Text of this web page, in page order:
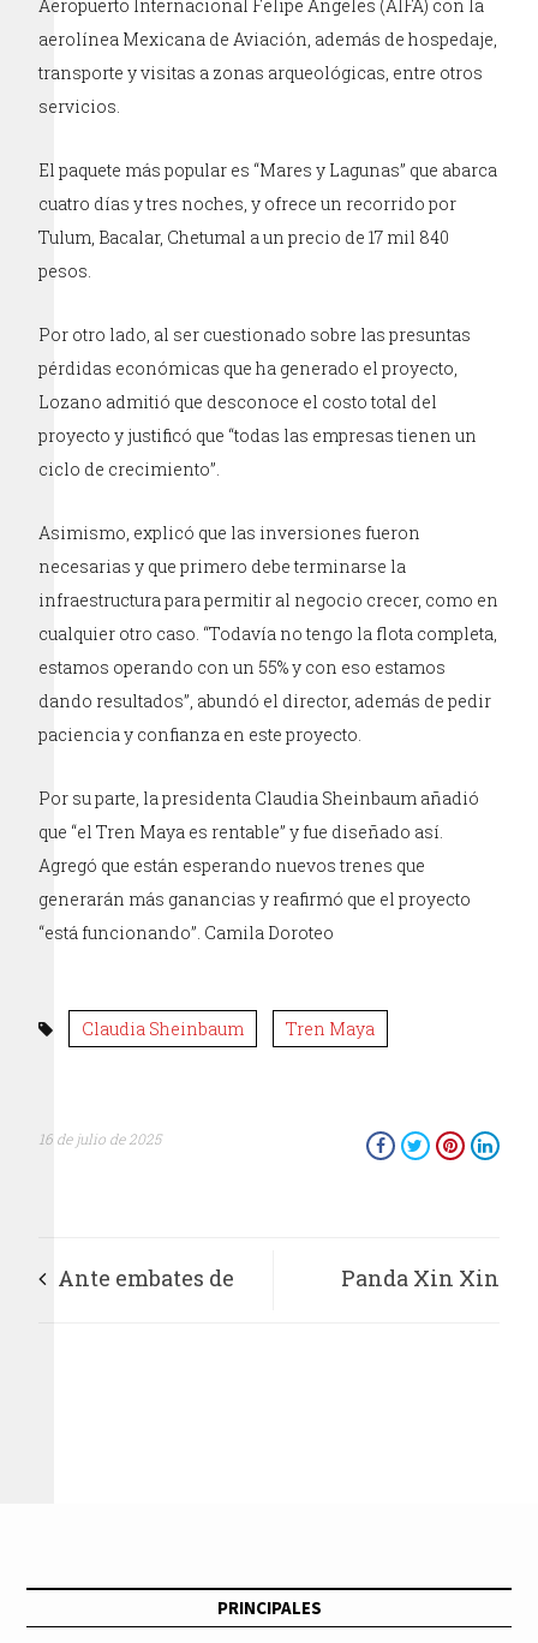
Aeropuerto Internacional Felipe Ángeles (AIFA) con la
aerolínea Mexicana de Aviación, además de hospedaje,
transporte y visitas a zonas arqueológicas, entre otros
servicios.
El paquete más popular es “Mares y Lagunas” que abarca
cuatro días y tres noches, y ofrece un recorrido por
Tulum, Bacalar, Chetumal a un precio de 17 mil 840
pesos.
Por otro lado, al ser cuestionado sobre las presuntas
pérdidas económicas que ha generado el proyecto,
Lozano admitió que desconoce el costo total del
proyecto y justificó que “todas las empresas tienen un
ciclo de crecimiento”.
Asimismo, explicó que las inversiones fueron
necesarias y que primero debe terminarse la
infraestructura para permitir al negocio crecer, como en
cualquier otro caso. “Todavía no tengo la flota completa,
estamos operando con un 55% y con eso estamos
dando resultados”, abundó el director, además de pedir
paciencia y confianza en este proyecto.
Por su parte, la presidenta Claudia Sheinbaum añadió
que “el Tren Maya es rentable” y fue diseñado así.
Agregó que están esperando nuevos trenes que
generarán más ganancias y reafirmó que el proyecto
“está funcionando”. Camila Doroteo
Claudia Sheinbaum Tren Maya
16 de julio de 2025
Ante embates de Panda Xin Xin
PRINCIPALES